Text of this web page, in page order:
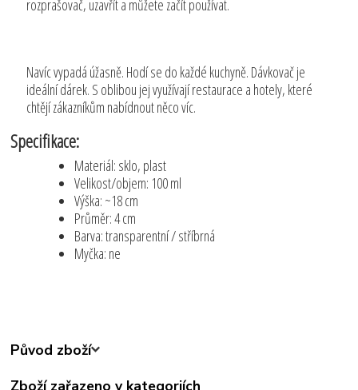
rozprašovač, uzavřít a můžete začít používat.
Navíc vypadá úžasně. Hodí se do každé kuchyně. Dávkovač je
ideální dárek. S oblibou jej využívají restaurace a hotely, které
chtějí zákazníkům nabídnout něco víc.
Specifikace:
Materiál: sklo, plast
Velikost/objem: 100 ml
Výška: ~18 cm
Průměr: 4 cm
Barva: transparentní / stříbrná
Myčka: ne
Původ zboží
Zboží zařazeno v kategoriích